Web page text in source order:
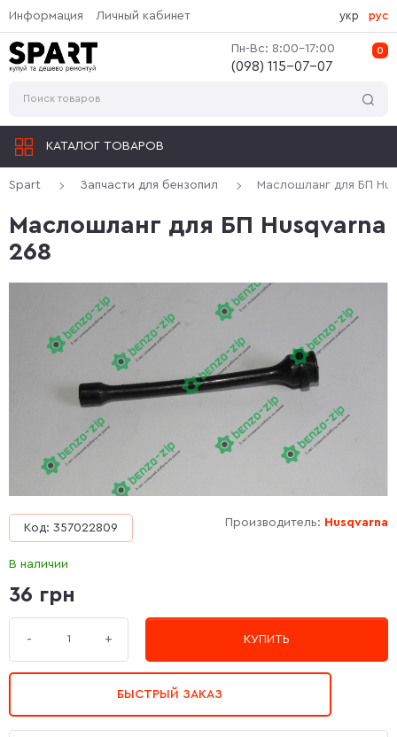
Информация Личный кабинет
0
Пн-Вс: 8:00-17:00
(‎098) 115-07-07
укр рус
КАТАЛОГ ТОВАРОВ
Spart Запчасти для бензопил Маслошланг для БП
Маслошланг для БП Husqvarna
268
Производитель: Husqvarna
Код: 357022809
В наличии
36 грн
- + КУПИТЬ
БЫСТРЫЙ ЗАКАЗ